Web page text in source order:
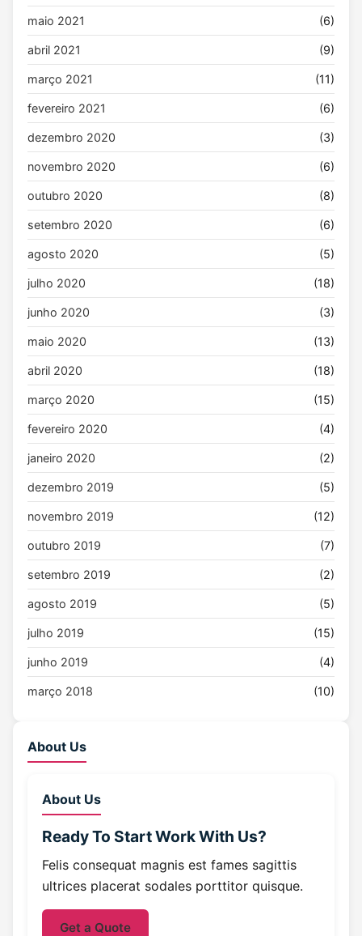
maio 2021 (6)
abril 2021 (9)
março 2021 (11)
fevereiro 2021 (6)
dezembro 2020 (3)
novembro 2020 (6)
outubro 2020 (8)
setembro 2020 (6)
agosto 2020 (5)
julho 2020 (18)
junho 2020 (3)
maio 2020 (13)
abril 2020 (18)
março 2020 (15)
fevereiro 2020 (4)
janeiro 2020 (2)
dezembro 2019 (5)
novembro 2019 (12)
outubro 2019 (7)
setembro 2019 (2)
agosto 2019 (5)
julho 2019 (15)
junho 2019 (4)
março 2018 (10)
About Us
About Us
Ready To StartWork With Us?
Felis consequat magnis est fames sagittis
ultrices placerat sodales porttitor quisque.
Get a Quote